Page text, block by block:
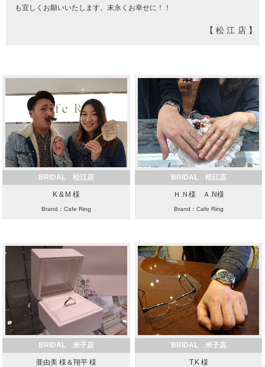
も宜しくお願いいたします。末永くお幸せに！！
【松江店】
BRIDAL 松江店
K & M 様
Brand：Cafe Ring
BRIDAL 松江店
Ｈ.Ｎ様 Ａ.N様
Brand：Cafe Ring
BRIDAL 米子店
亜由美 様＆翔平 様
BRIDAL 米子店
T.K 様